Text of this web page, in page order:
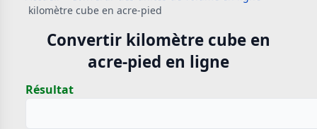
kilomètre cube en acre-pied
Convertir kilomètre cube en
acre-pied en ligne
Résultat